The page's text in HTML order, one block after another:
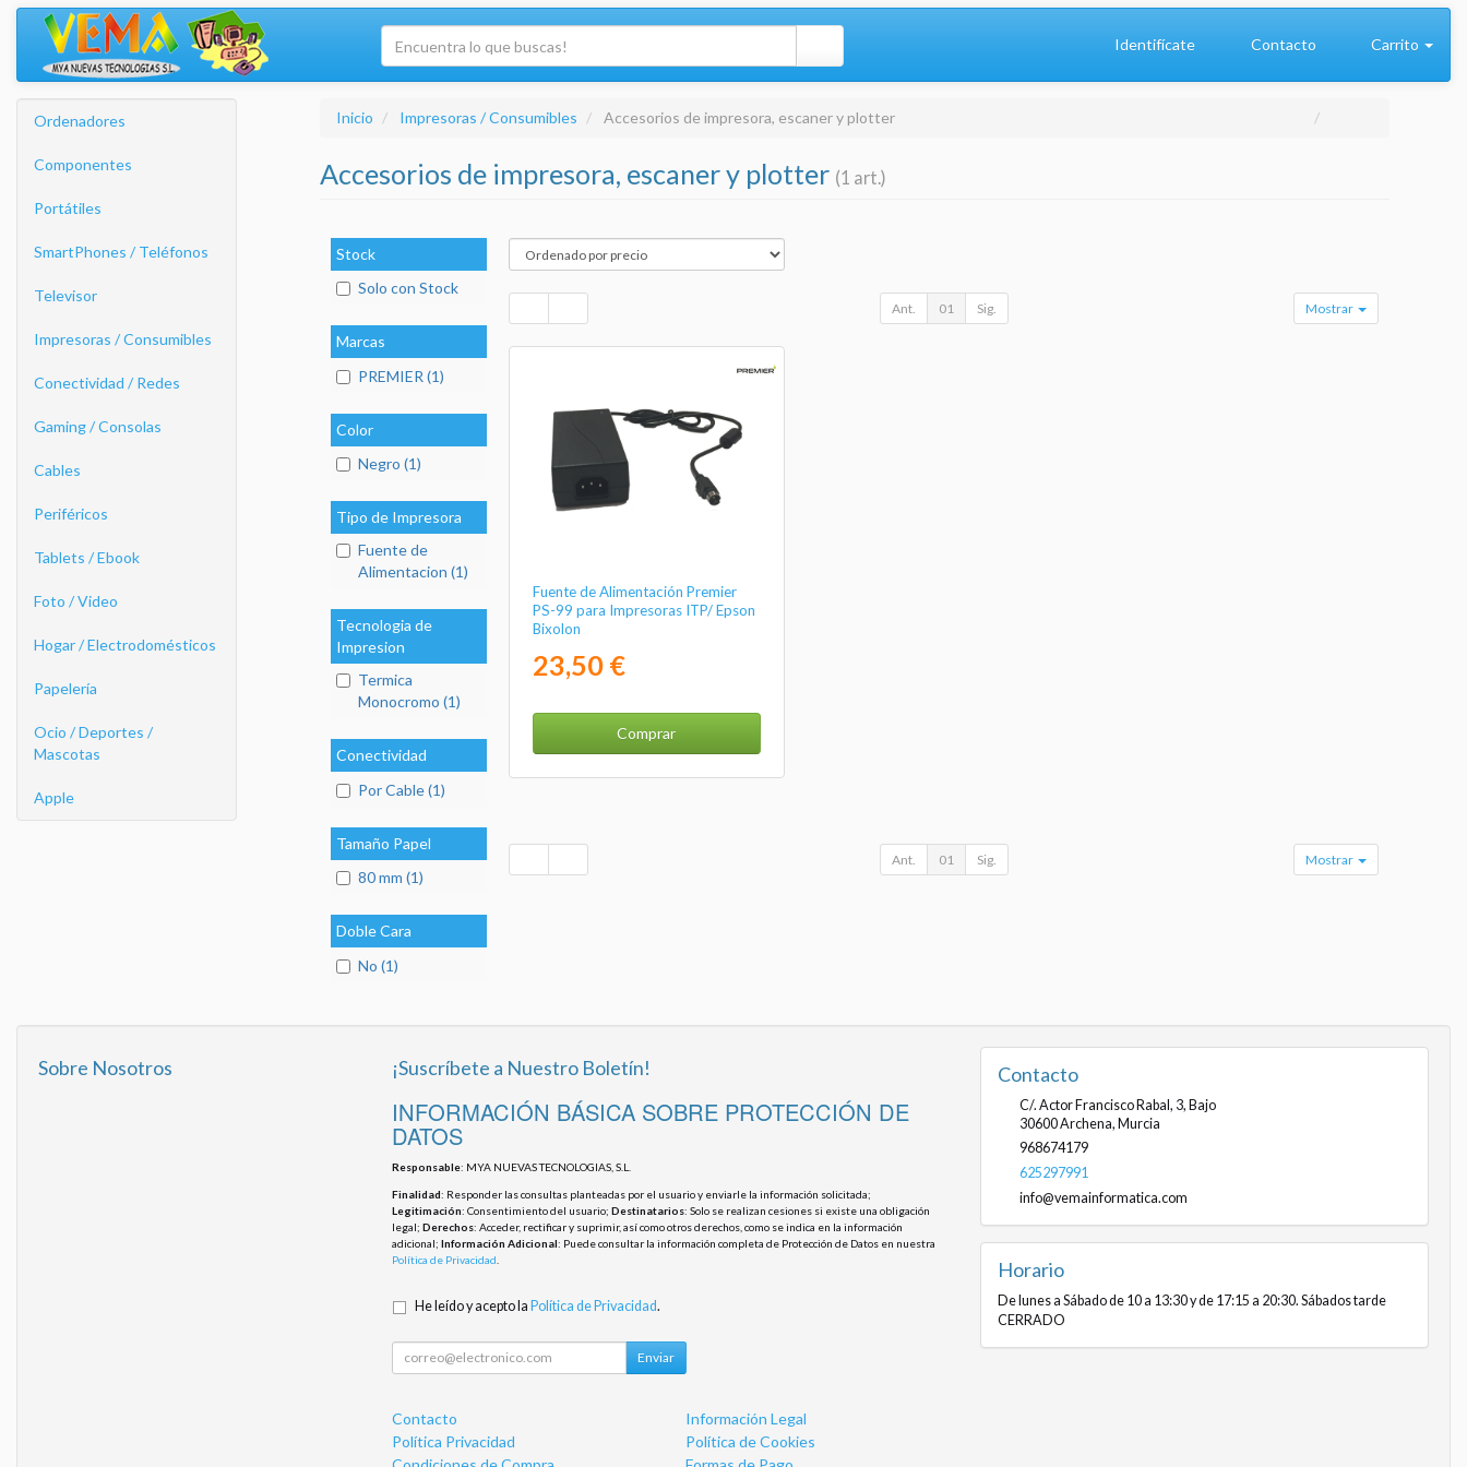
Identifícate Contacto Carrito
Ordenadores
Componentes
Portátiles
SmartPhones / Teléfonos
Televisor
Impresoras / Consumibles
Conectividad / Redes
Gaming / Consolas
Cables
Periféricos
Tablets / Ebook
Foto / Video
Hogar / Electrodomésticos
Papelería
Ocio / Deportes /
Mascotas
Apple
Inicio Impresoras / Consumibles Accesorios de impresora, escaner y plotter
Accesorios de impresora, escaner y plotter (1 art.)
Stock
Solo con Stock
Marcas
PREMIER (1)
Color
Negro (1)
Tipo de Impresora
Fuente de
Alimentacion (1)
Tecnologia de
Impresion
Termica
Monocromo (1)
Conectividad
Por Cable (1)
Tamaño Papel
80 mm (1)
Doble Cara
No (1)
Ant. 01 Sig. Mostrar
Fuente de Alimentación Premier
PS-99 para Impresoras ITP/ Epson
Bixolon
23,50 €
Comprar
Ant. 01 Sig. Mostrar
Sobre Nosotros ¡Suscríbete a Nuestro Boletín!
INFORMACIÓN BÁSICA SOBRE PROTECCIÓN DE
DATOS
Responsable: MYA NUEVAS TECNOLOGIAS, S.L.
Finalidad: Responder las consultas planteadas por el usuario y enviarle la información solicitada;
Legitimación: Consentimiento del usuario; Destinatarios: Solo se realizan cesiones si existe una obligación
legal; Derechos: Acceder, rectificar y suprimir, así como otros derechos, como se indica en la información
adicional; Información Adicional: Puede consultar la información completa de Protección de Datos en nuestra
Política de Privacidad
He leído y acepto la Política de Privacidad.
Enviar
Contacto
Información Legal
Política Privacidad
Política de Cookies
Contacto
C/. Actor Francisco Rabal, 3, Bajo
30600Archena, Murcia
968674179
625297991
info@vemainformatica.com
Horario
De lunes a Sábado de 10 a 13:30 y de 17:15 a 20:30. Sábados tarde
CERRADO